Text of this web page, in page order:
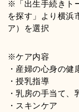
※「出生手続きト
を探す」より横浜
ア）を選択
※ケア内容
・産婦の心身の
・授乳指導
・乳房の手当て、
・スキンケア